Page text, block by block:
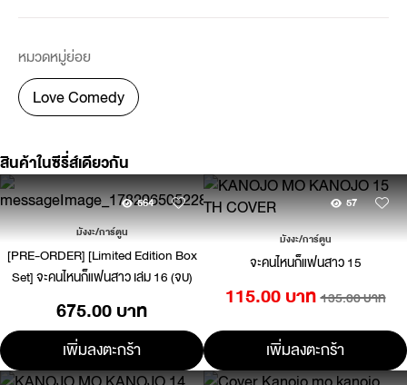
หมวดหมู่ย่อย
Love Comedy
สินค้าในซีรี่ส์เดียวกัน
564
มังงะ/การ์ตูน
[PRE-ORDER] [Limited Edition Box
Set] จะคนไหนก็แฟนสาว เล่ม 16 (จบ)
675.00 บาท
เพิ่มลงตะกร้า
57
มังงะ/การ์ตูน
จะคนไหนก็แฟนสาว 15
115.00 บาท 135.00 บาท
เพิ่มลงตะกร้า